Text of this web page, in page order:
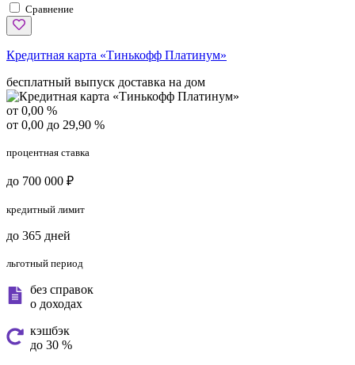
Сравнение
Кредитная карта «Тинькофф Платинум»
бесплатный выпуск доставка на дом
от 0,00 %
от 0,00 до 29,90 %
процентная ставка
до 700 000 ₽
кредитный лимит
до 365 дней
льготный период
без справок
о доходах
кэшбэк
до 30 %